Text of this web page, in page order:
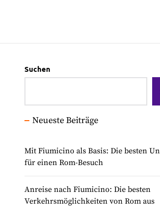
Suchen
Neueste Beiträge
Mit Fiumicino als Basis: Die besten
für einen Rom-Besuch
Anreise nach Fiumicino: Die besten
Verkehrsmöglichkeiten von Rom aus